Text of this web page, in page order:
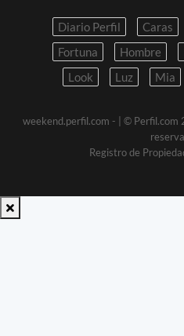
Diario Perfil Caras
Fortuna
Hombre
Look
Luz Mia
weekend.perfil.com -
| ©
Registro de